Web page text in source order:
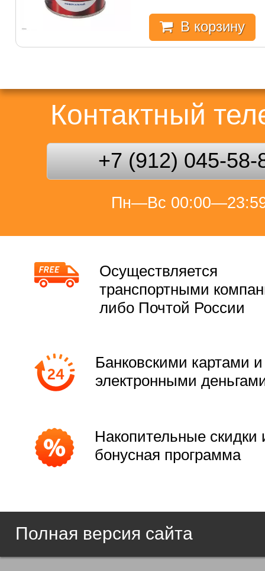
В корзину
Контактный
+7 (912) 045-58-
Пн—Вс
Осуществляется
транспортными
либо Почтой России
Банковскими картами и
электронными
Накопительные скидки
бонусная программа
Полная версия сайта